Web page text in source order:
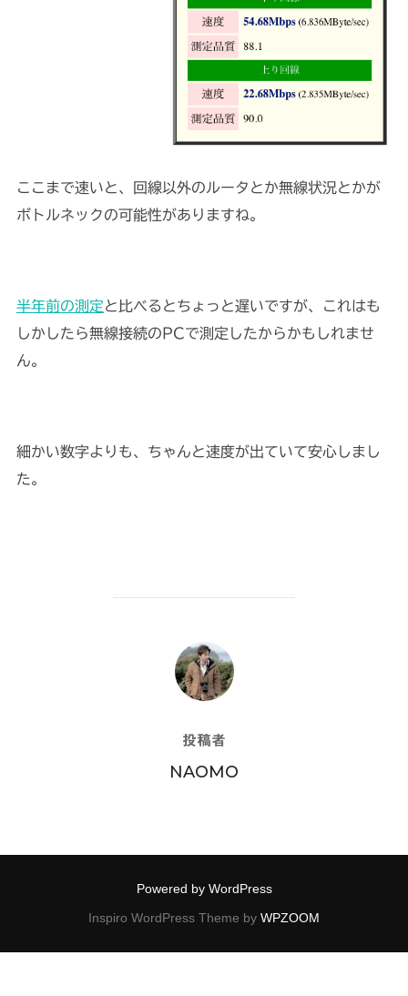
ここまで速いと、回線以外のルータとか無線状況とかが
ボトルネックの可能性がありますね。
半年前の測定と比べるとちょっと遅いですが、これはも
しかしたら無線接続のPCで測定したからかもしれませ
ん。
細かい数字よりも、ちゃんと速度が出ていて安心しまし
た。
投稿者
投稿者
NAOMO
Powered by WordPress
Inspiro WordPress Theme by WPZOOM